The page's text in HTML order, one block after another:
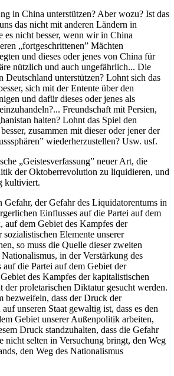
in China unterstützen? Aber wozu? Ist das
das nicht mit anderen Ländern in
nicht besser, wenn wir in China
„fortgeschrittenen” Mächten
und dieses oder jenes von China für
nützlich und auch ungefährlich... Die
Deutschland unterstützen? Lohnt sich das
sich mit der Entente über den
und dafür dieses oder jenes als
Freundschaft mit Persien,
halten? Lohnt das Spiel den
zusammen mit dieser oder jener der
wiederherzustellen? Usw. usf.
„Geistesverfassung” neuer Art, die
der Oktoberrevolution zu liquidieren, und
kultiviert.
Gefahr, der Gefahr des Liquidatorentums in
Einflusses auf die Partei auf dem
dem Gebiet des Kampfes der
Elemente unserer
so muss die Quelle dieser zweiten
in der Verstärkung des
die Partei auf dem Gebiet der
des Kampfes der kapitalistischen
der proletarischen Diktatur gesucht werden.
bezweifeln, dass der Druck der
unseren Staat gewaltig ist, dass es den
Gebiet unserer Außenpolitik arbeiten,
Druck standzuhalten, dass die Gefahr
nicht selten in Versuchung bringt, den Weg
den Weg des Nationalismus